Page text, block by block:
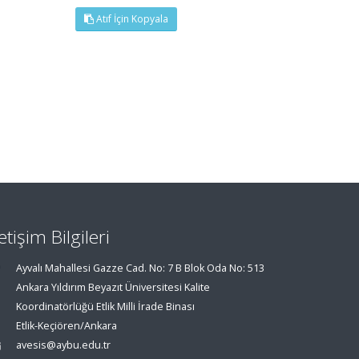
Atıf İçin Kopyala
Bilgileri
Ayvalı Mahallesi Gazze Cad. No: 7 B Blok Oda No: 513
Ankara Yıldırım Beyazıt Üniversitesi Kalite
Koordinatörlüğü Etlik Milli İrade Binası
Etlik-Keçiören/Ankara
avesis@aybu.edu.tr